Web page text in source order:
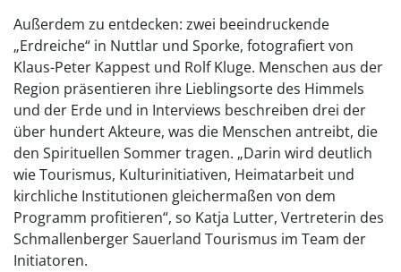
Außerdem zu entdecken: zwei beeindruckende
„Erdreiche“ in Nuttlar und Sporke, fotografiert von
Klaus-Peter Kappest und Rolf Kluge. Menschen aus der
Region präsentieren ihre Lieblingsorte des Himmels
und der Erde und in Interviews beschreiben drei der
über hundert Akteure, was die Menschen antreibt, die
den Spirituellen Sommer tragen. „Darin wird deutlich
wie Tourismus, Kulturinitiativen, Heimatarbeit und
kirchliche Institutionen gleichermaßen von dem
Programm profitieren“, so Katja Lutter, Vertreterin des
Schmallenberger Sauerland Tourismus im Team der
Initiatoren.